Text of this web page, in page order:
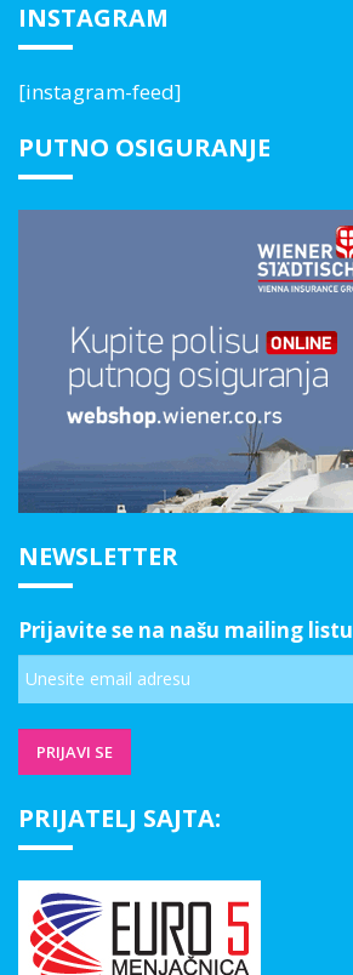
INSTAGRAM
[instagram-feed]
PUTNO OSIGURANJE
NEWSLETTER
Prijavite se na našu mailing listu
PRIJATELJ SAJTA: